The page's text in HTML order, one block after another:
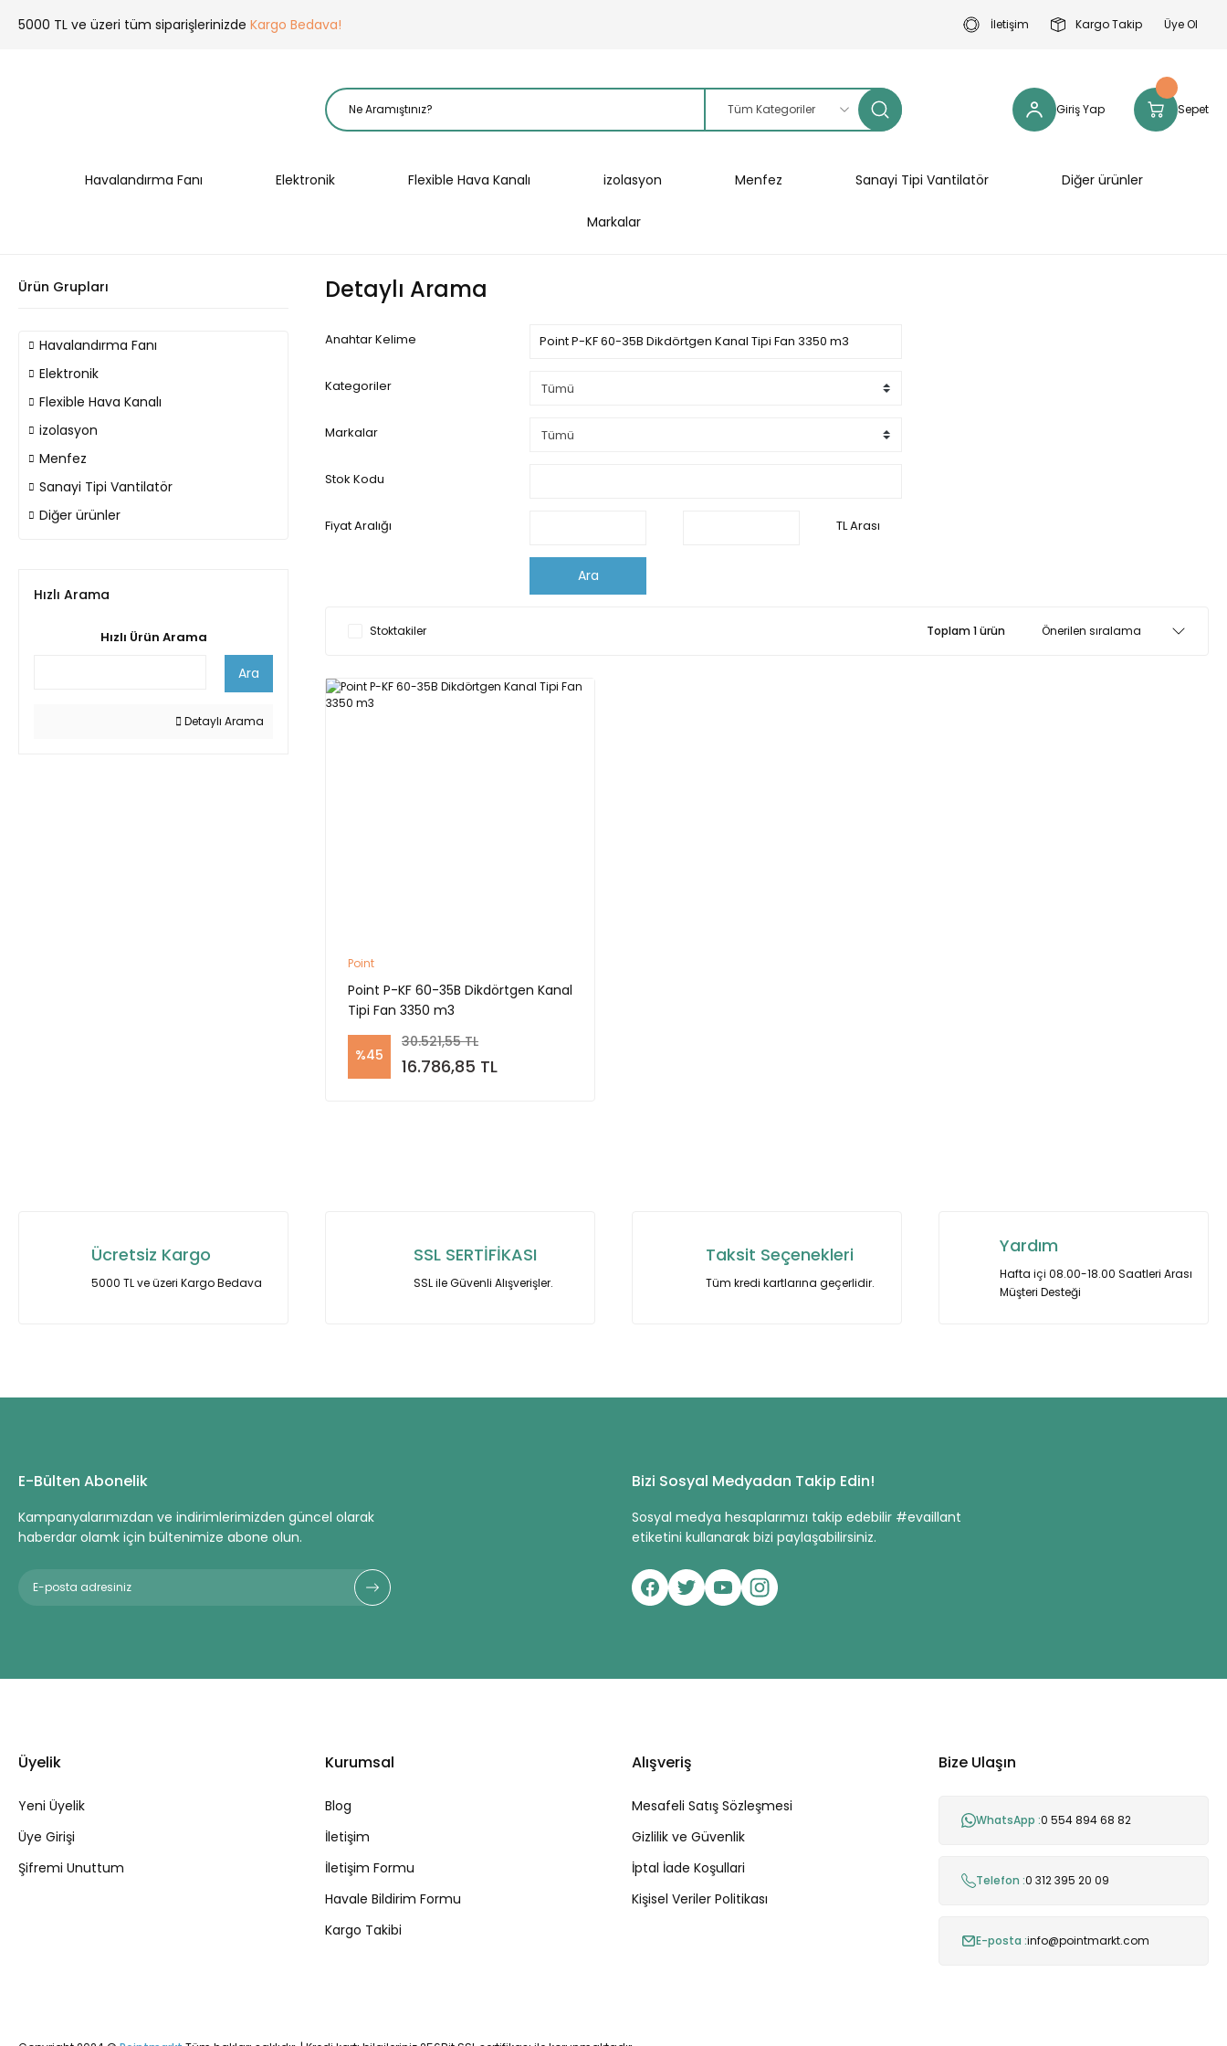
5000 TL ve üzeri tüm siparişlerinizde Kargo Bedava! İletişim Kargo Takip Üye Ol
Giriş Yap Sepet
Havalandırma Fanı Elektronik Flexible Hava Kanalı izolasyon Menfez Sanayi Tipi Vantilatör Diğer ürünler
Markalar
Ürün Grupları
Havalandırma Fanı
Elektronik
Flexible Hava Kanalı
izolasyon
Menfez
Sanayi Tipi Vantilatör
Diğer ürünler
Hızlı Arama
Hızlı Ürün Arama
Ara
Detaylı Arama
Detaylı Arama
Anahtar Kelime
Kategoriler
Markalar
Stok Kodu
Fiyat Aralığı TL Arası
Ara
Stoktakiler Toplam 1 ürün
Point
Point P-KF 60-35B Dikdörtgen Kanal
Tipi Fan 3350 m3
%45
30.521,55 TL
16.786,85 TL
Ücretsiz Kargo
5000 TL ve üzeri Kargo Bedava
SSL SERTİFİKASI
SSL ile Güvenli Alışverişler.
Taksit Seçenekleri
Tüm kredi kartlarına geçerlidir.
Yardım
Hafta içi 08.00-18.00 Saatleri Arası
Müşteri Desteği
E-Bülten Abonelik
Kampanyalarımızdan ve indirimlerimizden güncel olarak
haberdar olamk için bültenimize abone olun.
Bizi Sosyal Medyadan Takip Edin!
Sosyal medya hesaplarımızı takip edebilir #evaillant
etiketini kullanarak bizi paylaşabilirsiniz.
Üyelik
Yeni Üyelik
Üye Girişi
Şifremi Unuttum
Kurumsal
Blog
İletişim
İletişim Formu
Havale Bildirim Formu
Kargo Takibi
Alışveriş
Mesafeli Satış Sözleşmesi
Gizlilik ve Güvenlik
İptal İade Koşullari
Kişisel Veriler Politikası
Bize Ulaşın
WhatsApp :0 554 894 68 82
Telefon :0 312 395 20 09
E-posta :info@pointmarkt.com